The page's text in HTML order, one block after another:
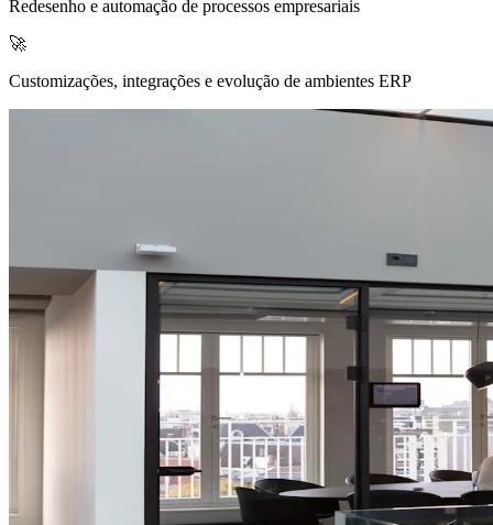
Redesenho e automação de processos empresariais
🚀
Customizações, integrações e evolução de ambientes ERP